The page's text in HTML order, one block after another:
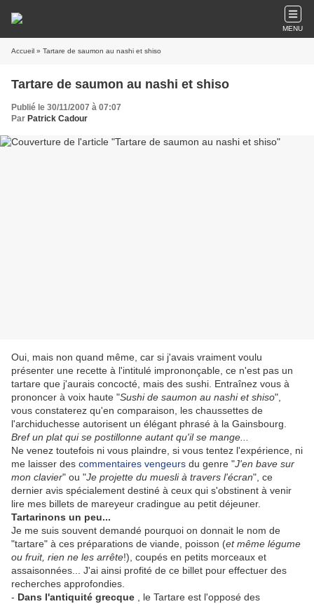
MENU
Accueil » Tartare de saumon au nashi et shiso
Tartare de saumon au nashi et shiso
Publié le 30/11/2007 à 07:07
Par Patrick Cadour
Oui, mais non quand même, car si j'avais vraiment voulu
présenter une recette à l'intitulé imprononçable, ce n'est pas un
tartare que j'aurais concocté, mais des sushi. Entraînez vous à
prononcer à voix haute "Sushi de saumon au nashi et shiso",
vous constaterez qu'en comparaison, les chaussettes de
l'archiduchesse autorisent un élégant phrasé à la Gainsbourg.
Bref un plat qui se postillonne autant qu'il se mange...
Ne venez toutefois ni vous plaindre, si vous tentez l'expérience, ni
me laisser des commentaires vengeurs du genre "J'en bave sur
mon clavier" ou "Je projette du muesli à travers l'écran", ce
dernier avis spécialement destiné à ceux qui s'obstinent à venir
lire mes billets de mareyeur cradingue au petit déjeuner.
Tartarinons un peu...
Je me suis souvent demandé pourquoi on donnait le nom de
"tartare" à ces préparations de viande, poisson (et même légume
ou fruit, rien ne les arrête!), coupés en petits morceaux et
assaisonnées... J'ai ainsi profité de ce billet pour effectuer des
recherches approfondies.
- Dans l'antiquité grecque , le Tartare est l'opposé des